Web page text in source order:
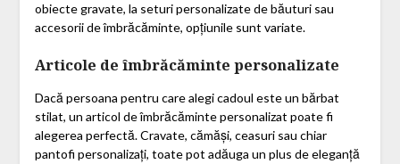
obiecte gravate, la seturi personalizate de băuturi sau
accesorii de îmbrăcăminte, opțiunile sunt variate.
Articole de îmbrăcăminte personalizate
Dacă persoana pentru care alegi cadoul este un bărbat
stilat, un articol de îmbrăcăminte personalizat poate fi
alegerea perfectă. Cravate, cămăși, ceasuri sau chiar
pantofi personalizați, toate pot adăuga un plus de eleganță